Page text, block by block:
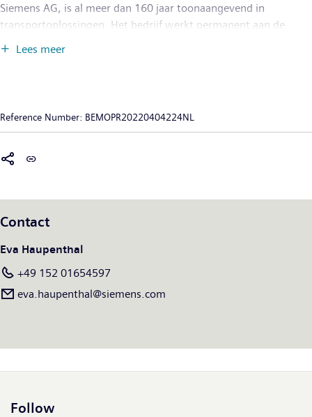
Siemens AG, is al meer dan 160 jaar toonaangevend in
transportoplossingen. Het bedrijf werkt permanent aan de
duurzaam te verhogen gedurende de gehele levenscyclus, de
garanderen. In het boekjaar 2021, dat eindigde op 30
Lees meer
Reference Number: BEMOPR20220404224NL
Contact
Eva Haupenthal
+49 152 01654597
eva.haupenthal@siemens.com
Follow